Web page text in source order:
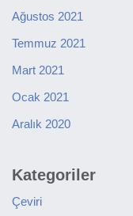
Ağustos 2021
Temmuz 2021
Mart 2021
Ocak 2021
Aralık 2020
Kategoriler
Çeviri